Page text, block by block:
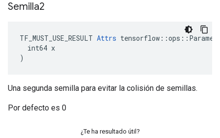
Semilla2
TF_MUST_USE_RESULT Attrs
  int64 x
)
Una segunda semilla para evitar la colisión de semillas.
Por defecto es 0
¿Te ha resultado útil?